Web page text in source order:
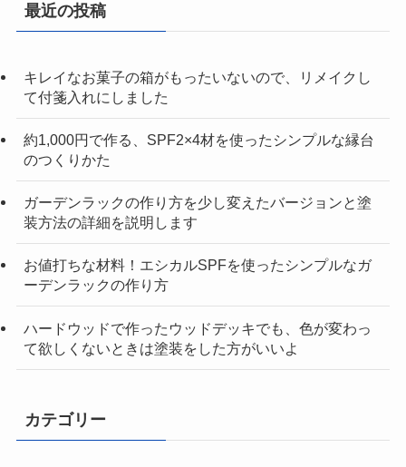
最近の投稿
キレイなお菓子の箱がもったいないので、リメイクし
て付箋入れにしました
約1,000円で作る、SPF2×4材を使ったシンプルな縁台
のつくりかた
ガーデンラックの作り方を少し変えたバージョンと塗
装方法の詳細を説明します
お値打ちな材料！エシカルSPFを使ったシンプルなガ
ーデンラックの作り方
ハードウッドで作ったウッドデッキでも、色が変わっ
て欲しくないときは塗装をした方がいいよ
カテゴリー